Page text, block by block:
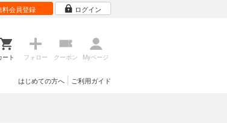
料会員登録 ログイン
ート フォロー クーポン Myページ
ご利用ガイド
はじめての方へ